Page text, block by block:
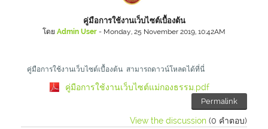
เอกสาร/แบบฟอร์ม
รูปภาพ
คู่มือการใช้งานเว็บไซต์เบื้องต้น
โดย Admin User - Monday, 25 November 2019, 10:42AM
คู่มือการใช้งานเว็บไซต์เบื้องต้น สามารถดาวน์โหลดได้ที่นี่
คู่มือการใช้งานเว็บไซต์แม่กองธรรม.pdf
Permalink
View the discussion (0 คำตอบ)